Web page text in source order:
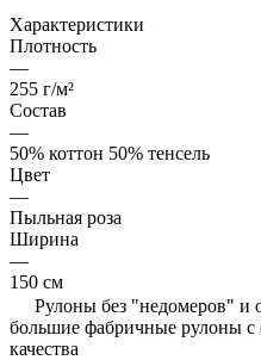
Характеристики
Плотность
—
255 г/м²
Состав
—
50% коттон 50% тенсель
Цвет
—
Пыльная роза
Ширина
—
150 см
Рулоны без "недомеров" и
большие фабричные рулоны
качества